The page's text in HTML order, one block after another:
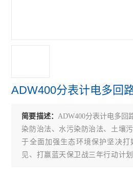
多功能三相可编程电力测控仪表
无线测温集中采集触摸屏嵌入式安
无源无线测温传感器ct感应取电
ADW400分表计电多回
简要描述： ADW400分表计电多回
染防治法、水污染防治法、土壤
于全面加强生态环境保护坚决打
见、打赢蓝天保卫战三年行动计